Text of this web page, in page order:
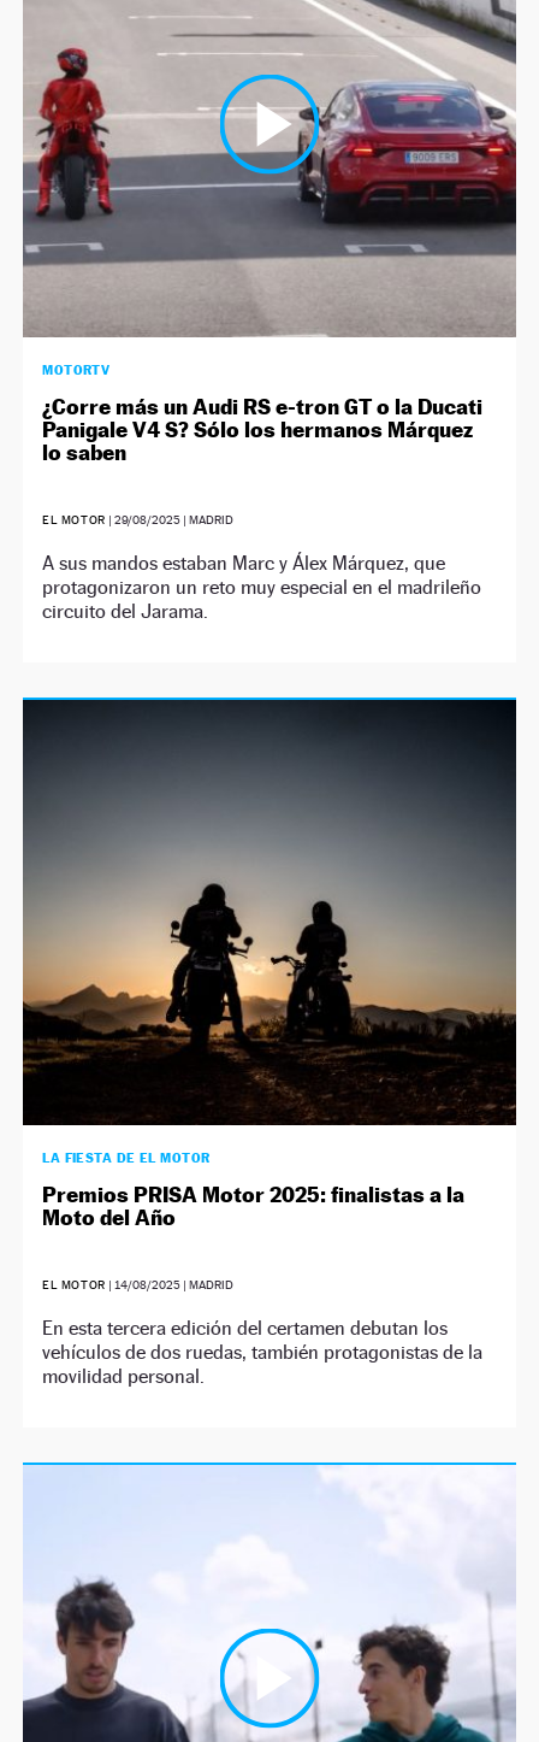
MOTORTV
¿Corre más un Audi RS e-tron GT o la Ducati
Panigale V4 S? Sólo los hermanos Márquez
lo saben
EL MOTOR |29/08/2025 | MADRID
A sus mandos estaban Marc y Álex Márquez, que
protagonizaron un reto muy especial en el madrileño
circuito del Jarama.
LA FIESTA DE EL MOTOR
Premios PRISA Motor 2025: finalistas a la
Moto del Año
EL MOTOR | 14/08/2025 | MADRID
En esta tercera edición del certamen debutan los
vehículos de dos ruedas, también protagonistas de la
movilidad personal.